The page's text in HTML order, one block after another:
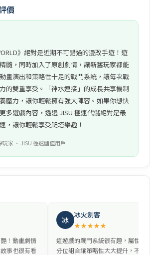
價
》絕對是近期不可錯過的漫改手遊！遊
髓，同時加入了原創劇情，讓新舊玩家都能
畫演出和策略性十足的戰鬥系統，讓每次戰
的雙重享受。「神水連接」的成長共享機制
壓力，讓你輕鬆擁有強大陣容。如果你想快
多遊戲內容，透過 JISU 極速代儲絕對是最
，讓你輕鬆享受爬塔樂趣！
家 • JISU 極速儲值用戶
！動畫劇情
事也很有看
冰 冰火劍客
★★★★★
這遊戲的戰鬥系統很有趣，屬性跟
分位組合讓策略性大大提升，不是